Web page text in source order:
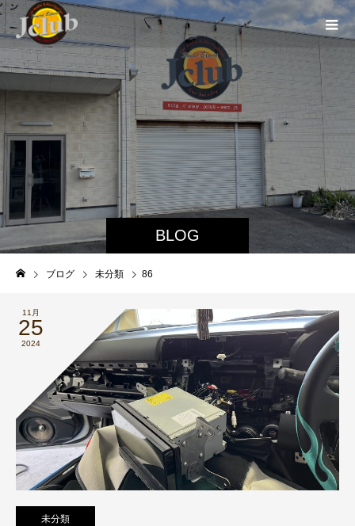
BLOG
ブログ 未分類 86
11月
25
2024
未分類